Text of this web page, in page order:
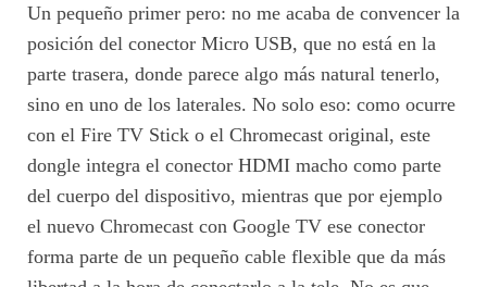
Un pequeño primer pero: no me acaba de convencer la
posición del conector Micro USB, que no está en la
parte trasera, donde parece algo más natural tenerlo,
sino en uno de los laterales. No solo eso: como ocurre
con el Fire TV Stick o el Chromecast original, este
dongle integra el conector HDMI macho como parte
del cuerpo del dispositivo, mientras que por ejemplo
el nuevo Chromecast con Google TV ese conector
forma parte de un pequeño cable flexible que da más